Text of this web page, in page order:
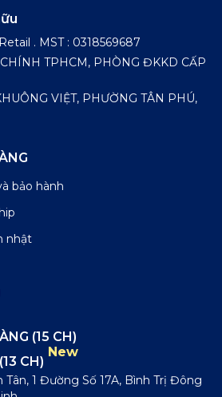
. MST : 0318569687
TPHCM, PHÒNG ĐKKD CẤP
VIỆT, PHƯỜNG TÂN PHÚ,
bảo hành
nhật
(15 CH)
CH)
New
Tân, 1 Đường Số 17A, Bình Trị Đông